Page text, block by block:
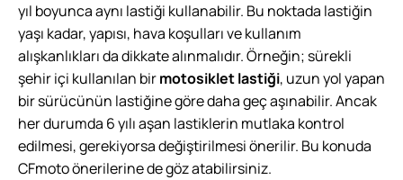
yıl boyunca aynı lastiği kullanabilir. Bu noktada lastiğin
yaşı kadar, yapısı, hava koşulları ve kullanım
alışkanlıkları da dikkate alınmalıdır. Örneğin; sürekli
şehir içi kullanılan birmotosiklet lastiği, uzun yol yapan
bir sürücünün lastiğine göre daha geç aşınabilir. Ancak
her durumda 6 yılı aşan lastiklerin mutlaka kontrol
edilmesi, gerekiyorsa değiştirilmesi önerilir. Bu konuda
CFmotoönerilerine de göz atabilirsiniz.